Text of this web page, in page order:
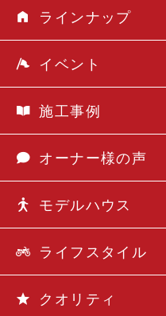
ラインナップ
イベント
施工事例
オーナー様の声
モデルハウス
ライフスタイル
クオリティ